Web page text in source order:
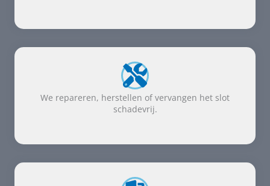
We repareren, herstellen of vervangen het slot
schadevrij.